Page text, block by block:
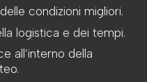
condizioni migliori.
logistica e dei tempi.
all’interno della